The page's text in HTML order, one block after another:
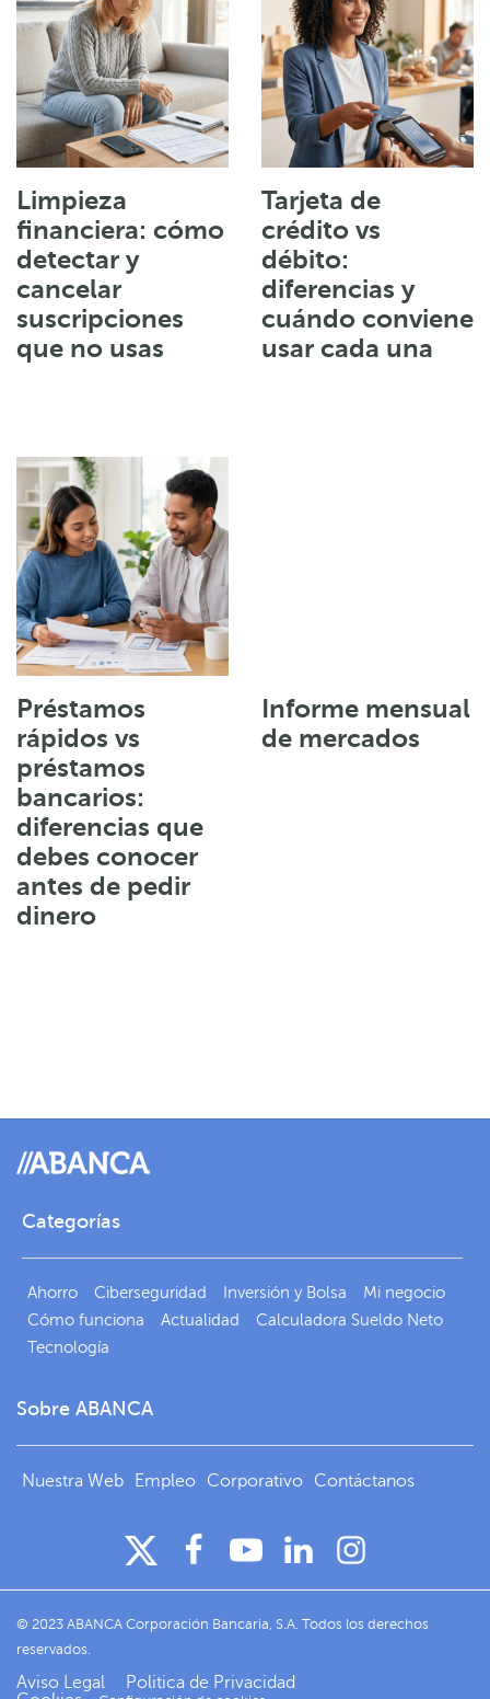
Limpieza
financiera: cómo
detectar y
cancelar
suscripciones
que no usas
Tarjeta de
crédito vs
débito:
diferencias y
cuándo conviene
usar cada una
Préstamos
rápidos vs
préstamos
bancarios:
diferencias que
debes conocer
antes de pedir
dinero
Informe mensual
de mercados
Categorías
Ahorro Ciberseguridad Inversión y Bolsa
Mi negocio
Cómo funciona
Actualidad
Calculadora Sueldo Neto
Tecnología
Sobre ABANCA
Nuestra Web Empleo Corporativo Contáctanos
© 2023 ABANCA Corporación Bancaria, S.A. Todos los derechos
reservados.
Aviso Legal
Politica de Privacidad